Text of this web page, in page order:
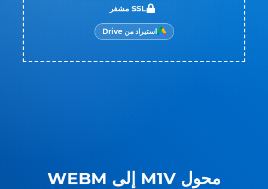
محول M1V إلى WEBM
SSL مشفر
استيراد من Drive